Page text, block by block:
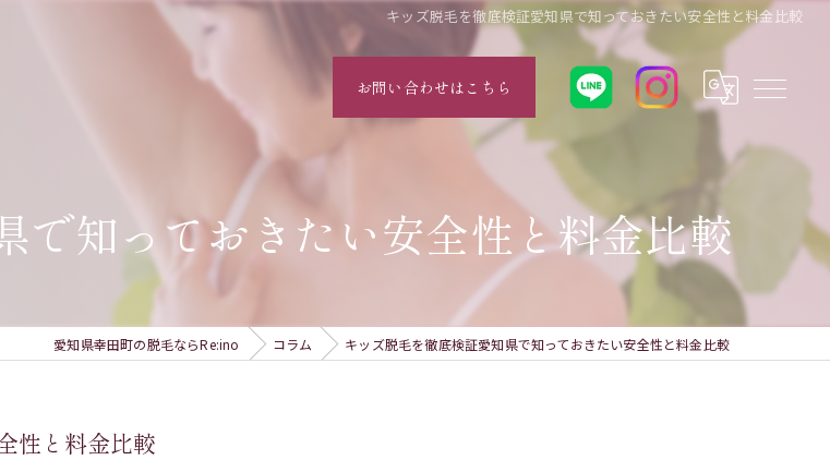
キッズ脱毛を徹底検証愛知県で知っておきたい安全性と料金比較
お問い合わせはこちら
で知っておきたい安全性と料金比較
愛知県幸田町の脱毛ならRe:ino コラム キッズ脱毛を徹底検証愛知県で知っておきたい安全性と料金比較
性と料金比較